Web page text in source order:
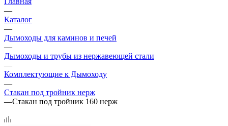
—
Каталог
—
Дымоходы для каминов и печей
—
Дымоходы и трубы из нержавеющей стали
—
Комплектующие к Дымоходу
—
Стакан под тройник нерж
—Стакан под тройник 160 нерж